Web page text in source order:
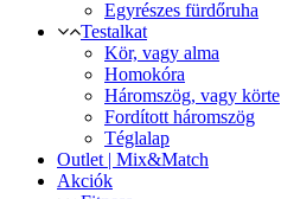
Egyrészes fürdőruha
Testalkat
Kör, vagy alma
Homokóra
Háromszög, vagy körte
Fordított háromszög
Téglalap
Outlet | Mix&Match
Akciók